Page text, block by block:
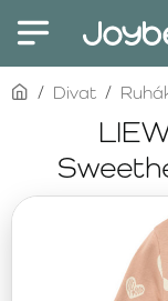
homeDivat